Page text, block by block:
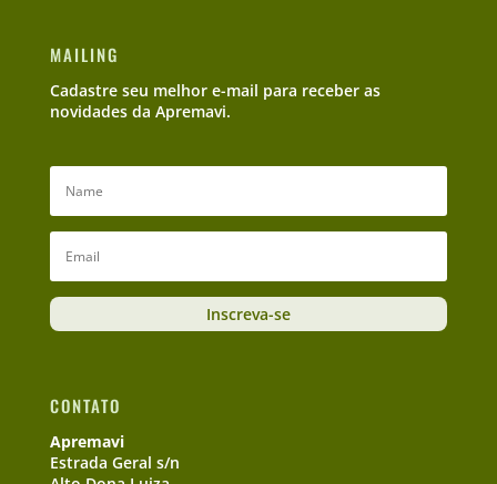
MAILING
Cadastre seu melhor e-mail para receber as
novidades da Apremavi.
Inscreva-se
CONTATO
Apremavi
Estrada Geral s/n